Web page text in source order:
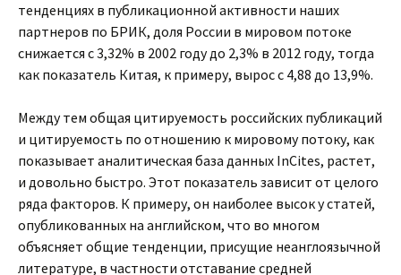
тенденциях в публикационной активности наших
партнеров по БРИК, доля России в мировом потоке
снижается с 3,32% в 2002 году до 2,3% в 2012 году, тогда
как показатель Китая, к примеру, вырос с 4,88 до 13,9%.
Между тем общая цитируемость российских публикаций
и цитируемость по отношению к мировому потоку, как
показывает аналитическая база данных InCites, растет,
и довольно быстро. Этот показатель зависит от целого
ряда факторов. К примеру, он наиболее высок у статей,
опубликованных на английском, что во многом
объясняет общие тенденции, присущие неанглоязычной
литературе, в частности отставание средней